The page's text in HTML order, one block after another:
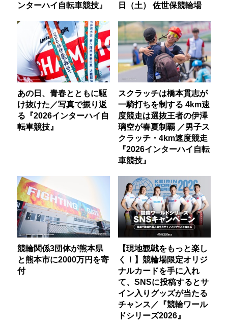
ンターハイ自転車競技』
日（土） 佐世保競輪場
あの日、青春とともに駆
け抜けた／写真で振り返
る『2026インターハイ自
転車競技』
スクラッチは橋本貫志が
一騎打ちを制する 4km速
度競走は選抜王者の伊澤
璃空が春夏制覇 ／男子ス
クラッチ・4km速度競走
『2026インターハイ自転
車競技』
競輪関係3団体が熊本県
と熊本市に2000万円を寄
付
【現地観戦をもっと楽し
く！】競輪場限定オリジ
ナルカードを手に入れ
て、SNSに投稿するとサ
イン入りグッズが当たる
チャンス／『競輪ワール
ドシリーズ2026』